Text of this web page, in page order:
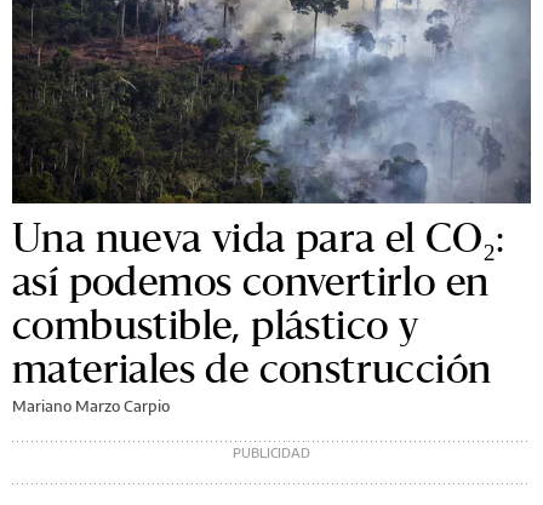
Una nueva vida para el CO₂:
así podemos convertirlo en
combustible, plástico y
materiales de construcción
Mariano Marzo Carpio